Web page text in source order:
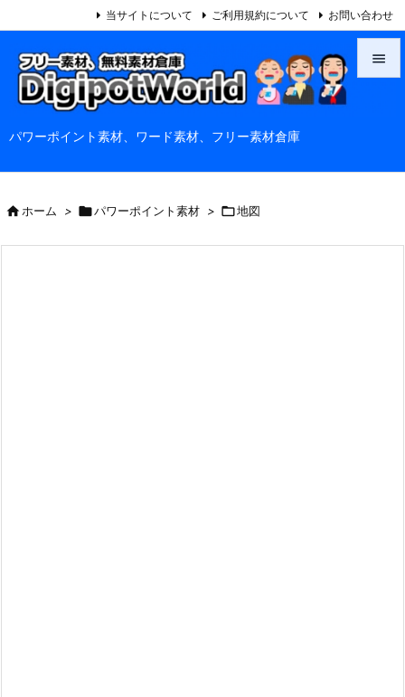
パワーポイント素材、ワード素材、フリー素材倉庫

当サイトについて ご利用規約について お問い合わせ
ホーム > パワーポイント素材 > 地図